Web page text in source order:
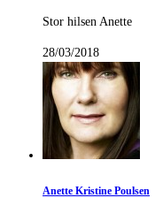
Stor hilsen Anette
28/03/2018
Anette Kristine Poulsen